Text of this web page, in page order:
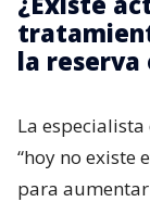
la reserva
La
“hoy no existe
para